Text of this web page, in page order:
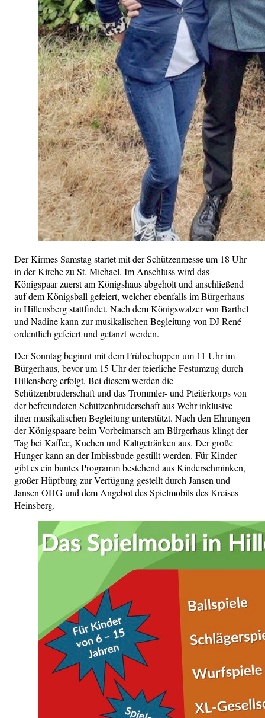
Der Kirmes Samstag startet mit der Schützenmesse um 18 Uhr
in der Kirche zu St. Michael. Im Anschluss wird das
Königspaar zuerst am Königshaus abgeholt und anschließend
auf dem Königsball gefeiert, welcher ebenfalls im Bürgerhaus
in Hillensberg stattfindet. Nach dem Königswalzer von Barthel
und Nadine kann zur musikalischen Begleitung von DJ René
ordentlich gefeiert und getanzt werden.
Der Sonntag beginnt mit dem Frühschoppen um 11 Uhr im
Bürgerhaus, bevor um 15 Uhr der feierliche Festumzug durch
Hillensberg erfolgt. Bei diesem werden die
Schützenbruderschaft und das Trommler- und Pfeiferkorps von
der befreundeten Schützenbruderschaft aus Wehr inklusive
ihrer musikalischen Begleitung unterstützt. Nach den Ehrungen
der Königspaare beim Vorbeimarsch am Bürgerhaus klingt der
Tag bei Kaffee, Kuchen und Kaltgetränken aus. Der große
Hunger kann an der Imbissbude gestillt werden. Für Kinder
gibt es ein buntes Programm bestehend aus Kinderschminken,
großer Hüpfburg zur Verfügung gestellt durch Jansen und
Jansen OHG und dem Angebot des Spielmobils des Kreises
Heinsberg.